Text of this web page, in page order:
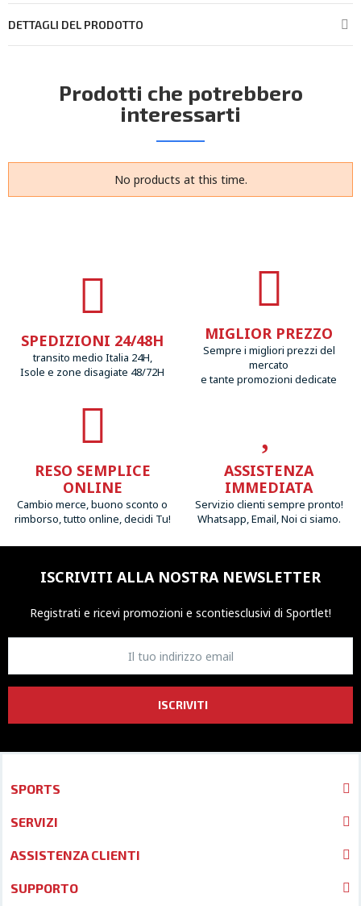
DETTAGLI DEL PRODOTTO
Prodotti che potrebbero
interessarti
No products at this time.
SPEDIZIONI 24/48H
transito medio Italia 24H,
Isole e zone disagiate 48/72H
MIGLIOR PREZZO
Sempre i migliori prezzi del
mercato
e tante promozioni dedicate
RESO SEMPLICE
ONLINE
Cambio merce, buono sconto o
rimborso, tutto online, decidi Tu!
ASSISTENZA
IMMEDIATA
Servizio clienti sempre pronto!
Whatsapp, Email, Noi ci siamo.
ISCRIVITI ALLA NOSTRA NEWSLETTER
Registrati e ricevi promozioni e scontiesclusivi di Sportlet!
ISCRIVITI
SPORTS
SERVIZI
ASSISTENZA CLIENTI
SUPPORTO